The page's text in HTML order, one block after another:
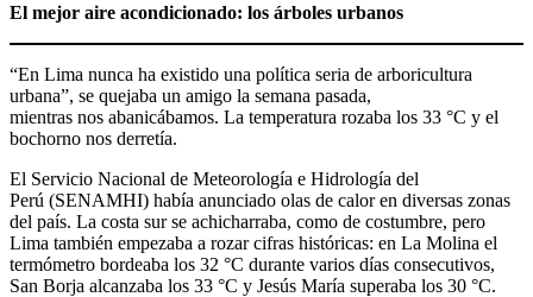
El mejor aire acondicionado: los árboles urbanos
“En Lima nunca ha existido una política seria de arboricultura
urbana”, se quejaba un amigo la semana pasada,
mientras nos abanicábamos. La temperatura rozaba los 33 °C y el
bochorno nos derretía.
El Servicio Nacional de Meteorología e Hidrología del
Perú (SENAMHI) había anunciado olas de calor en diversas zonas
del país. La costa sur se achicharraba, como de costumbre, pero
Lima también empezaba a rozar cifras históricas: en La Molina el
termómetro bordeaba los 32 °C durante varios días consecutivos,
San Borja alcanzaba los 33 °C y Jesús María superaba los 30 °C.